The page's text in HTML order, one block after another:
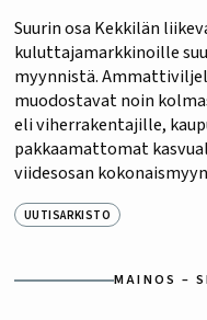
Suurin osa Kekkilän
kuluttajamarkkinoille
myynnistä.
muodostavat noin
eli viherrakentajille,
pakkaamattomat
viidesosan
UUTISARKISTO
MAINOS –